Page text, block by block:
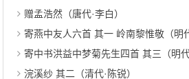
赠孟浩然（唐代·李白）
寄燕中友人六首 其一 岭南黎惟敬（明
寄中书洪益中梦菊先生四首 其三（明代
浣溪纱 其二（清代·陈锐）